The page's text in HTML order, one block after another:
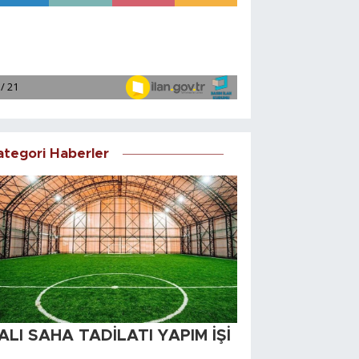
Haberler
SAHA TADİLATI YAPIM İŞİ